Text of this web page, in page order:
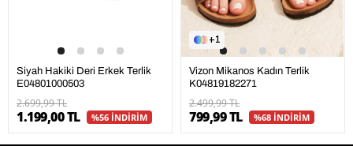
Siyah Hakiki Deri Erkek Terlik
E04801000503
2.699,99 TL
1.199,00 TL %56 İNDİRİM
1
Vizon Mikanos Kadın Terlik
K04819182271
2.499,99 TL
799,99 TL %68 İNDİRİM